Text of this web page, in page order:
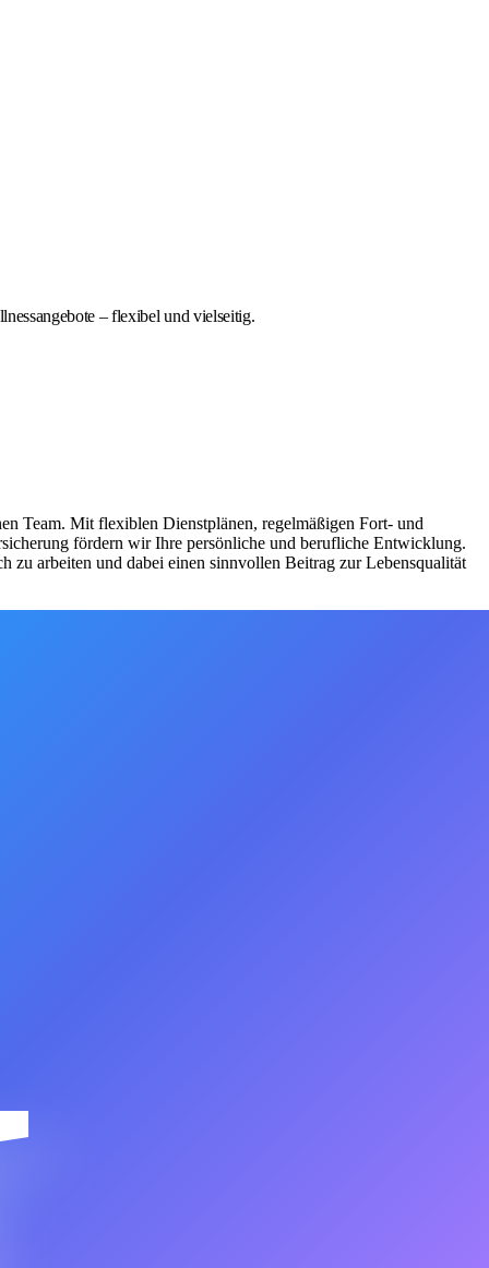
– flexibel und vielseitig.
Team. Mit flexiblen Dienstplänen, regelmäßigen Fort- und
fördern wir Ihre persönliche und berufliche Entwicklung.
arbeiten und dabei einen sinnvollen Beitrag zur Lebensqualität